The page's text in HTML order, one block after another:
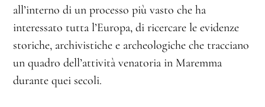
all’interno di un processo più vasto che ha
interessato tutta l’Europa, di ricercare le evidenze
storiche, archivistiche e archeologiche che tracciano
un quadro dell’attività venatoria in Maremma
durante quei secoli.